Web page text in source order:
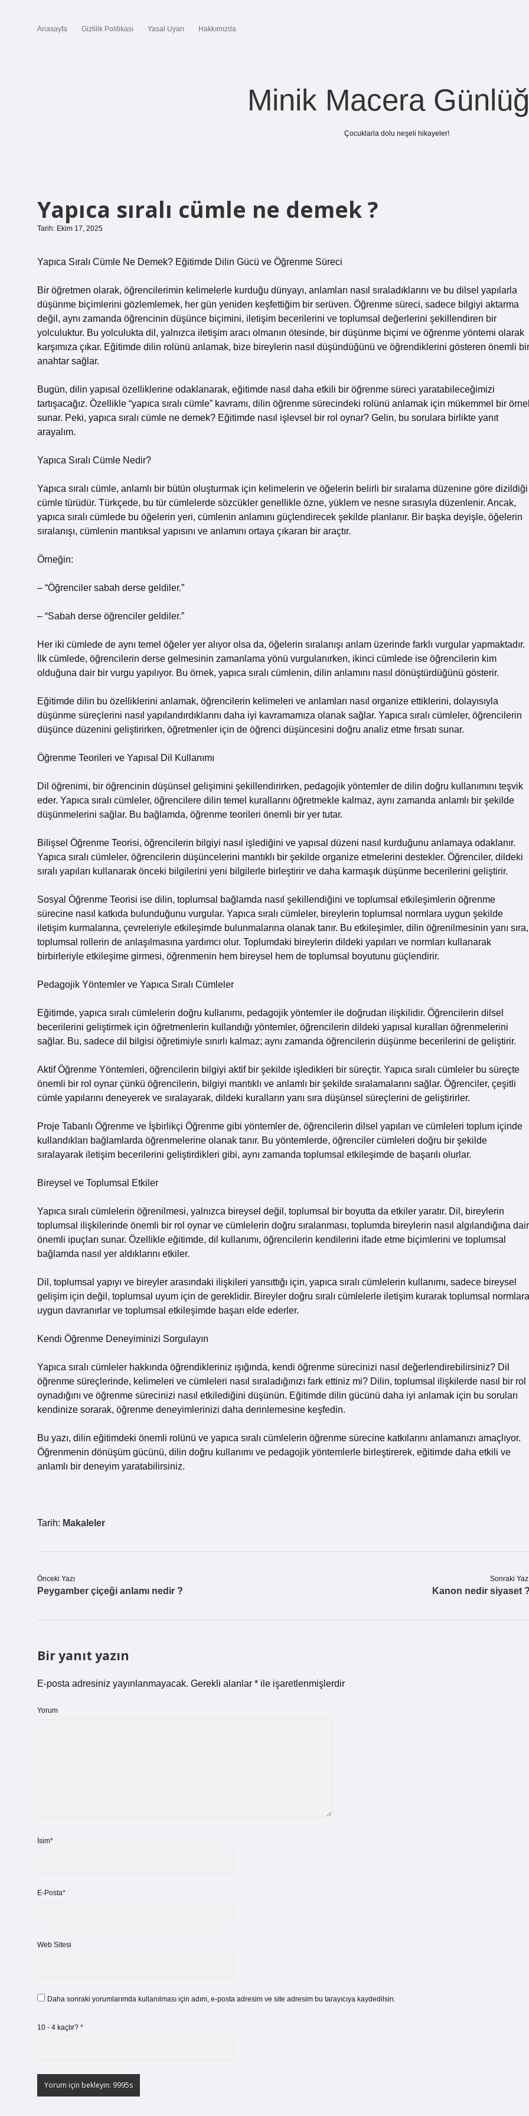
Anasayfa Gizlilik Politikası Yasal Uyarı Hakkımızda
Minik Macera
Çocuklarla dolu neşeli hikayeler!
Yapıca sıralı cümle ne demek ?
Tarih: Ekim 17, 2025
Yapıca Sıralı Cümle Ne Demek? Eğitimde Dilin Gücü ve Öğrenme Süreci
Bir öğretmen olarak, öğrencilerimin kelimelerle kurduğu dünyayı, anlamları nasıl sıraladıklarını ve bu dilsel yapılarla
düşünme biçimlerini gözlemlemek, her gün yeniden keşfettiğim bir serüven. Öğrenme süreci, sadece bilgiyi aktarma
değil, aynı zamanda öğrencinin düşünce biçimini, iletişim becerilerini ve toplumsal değerlerini şekillendiren bir
yolculuktur. Bu yolculukta dil, yalnızca iletişim aracı olmanın ötesinde, bir düşünme biçimi ve öğrenme yöntemi olarak
karşımıza çıkar. Eğitimde dilin rolünü anlamak, bize bireylerin nasıl düşündüğünü ve öğrendiklerini gösteren önemli bir
anahtar sağlar.
Bugün, dilin yapısal özelliklerine odaklanarak, eğitimde nasıl daha etkili bir öğrenme süreci yaratabileceğimizi
tartışacağız. Özellikle “yapıca sıralı cümle” kavramı, dilin öğrenme sürecindeki rolünü anlamak için mükemmel bir
sunar. Peki, yapıca sıralı cümle ne demek? Eğitimde nasıl işlevsel bir rol oynar? Gelin, bu sorulara birlikte yanıt
arayalım.
Yapıca Sıralı Cümle Nedir?
Yapıca sıralı cümle, anlamlı bir bütün oluşturmak için kelimelerin ve öğelerin belirli bir sıralama düzenine göre dizildiği
cümle türüdür. Türkçede, bu tür cümlelerde sözcükler genellikle özne, yüklem ve nesne sırasıyla düzenlenir. Ancak,
yapıca sıralı cümlede bu öğelerin yeri, cümlenin anlamını güçlendirecek şekilde planlanır. Bir başka deyişle, öğelerin
sıralanışı, cümlenin mantıksal yapısını ve anlamını ortaya çıkaran bir araçtır.
Örneğin:
– “Öğrenciler sabah derse geldiler.”
– “Sabah derse öğrenciler geldiler.”
Her iki cümlede de aynı temel öğeler yer alıyor olsa da, öğelerin sıralanışı anlam üzerinde farklı vurgular yapmaktadır.
İlk cümlede, öğrencilerin derse gelmesinin zamanlama yönü vurgulanırken, ikinci cümlede ise öğrencilerin kim
olduğuna dair bir vurgu yapılıyor. Bu örnek, yapıca sıralı cümlenin, dilin anlamını nasıl dönüştürdüğünü gösterir.
Eğitimde dilin bu özelliklerini anlamak, öğrencilerin kelimeleri ve anlamları nasıl organize ettiklerini, dolayısıyla
düşünme süreçlerini nasıl yapılandırdıklarını daha iyi kavramamıza olanak sağlar. Yapıca sıralı cümleler, öğrencilerin
düşünce düzenini geliştirirken, öğretmenler için de öğrenci düşüncesini doğru analiz etme fırsatı sunar.
Öğrenme Teorileri ve Yapısal Dil Kullanımı
Dil öğrenimi, bir öğrencinin düşünsel gelişimini şekillendirirken, pedagojik yöntemler de dilin doğru kullanımını teşvik
eder. Yapıca sıralı cümleler, öğrencilere dilin temel kurallarını öğretmekle kalmaz, aynı zamanda anlamlı bir şekilde
düşünmelerini sağlar. Bu bağlamda, öğrenme teorileri önemli bir yer tutar.
Bilişsel Öğrenme Teorisi, öğrencilerin bilgiyi nasıl işlediğini ve yapısal düzeni nasıl kurduğunu anlamaya odaklanır.
Yapıca sıralı cümleler, öğrencilerin düşüncelerini mantıklı bir şekilde organize etmelerini destekler. Öğrenciler, dildeki
sıralı yapıları kullanarak önceki bilgilerini yeni bilgilerle birleştirir ve daha karmaşık düşünme becerilerini geliştirir.
Sosyal Öğrenme Teorisi ise dilin, toplumsal bağlamda nasıl şekillendiğini ve toplumsal etkileşimlerin öğrenme
sürecine nasıl katkıda bulunduğunu vurgular. Yapıca sıralı cümleler, bireylerin toplumsal normlara uygun şekilde
iletişim kurmalarına, çevreleriyle etkileşimde bulunmalarına olanak tanır. Bu etkileşimler, dilin öğrenilmesinin yanı sıra,
toplumsal rollerin de anlaşılmasına yardımcı olur. Toplumdaki bireylerin dildeki yapıları ve normları kullanarak
birbirleriyle etkileşime girmesi, öğrenmenin hem bireysel hem de toplumsal boyutunu güçlendirir.
Pedagojik Yöntemler ve Yapıca Sıralı Cümleler
Eğitimde, yapıca sıralı cümlelerin doğru kullanımı, pedagojik yöntemler ile doğrudan ilişkilidir. Öğrencilerin dilsel
becerilerini geliştirmek için öğretmenlerin kullandığı yöntemler, öğrencilerin dildeki yapısal kuralları öğrenmelerini
sağlar. Bu, sadece dil bilgisi öğretimiyle sınırlı kalmaz; aynı zamanda öğrencilerin düşünme becerilerini de geliştirir.
Aktif Öğrenme Yöntemleri, öğrencilerin bilgiyi aktif bir şekilde işledikleri bir süreçtir. Yapıca sıralı cümleler bu süreçte
önemli bir rol oynar çünkü öğrencilerin, bilgiyi mantıklı ve anlamlı bir şekilde sıralamalarını sağlar. Öğrenciler, çeşitli
cümle yapılarını deneyerek ve sıralayarak, dildeki kuralların yanı sıra düşünsel süreçlerini de geliştirirler.
Proje Tabanlı Öğrenme ve İşbirlikçi Öğrenme gibi yöntemler de, öğrencilerin dilsel yapıları ve cümleleri toplum içinde
kullandıkları bağlamlarda öğrenmelerine olanak tanır. Bu yöntemlerde, öğrenciler cümleleri doğru bir şekilde
sıralayarak iletişim becerilerini geliştirdikleri gibi, aynı zamanda toplumsal etkileşimde de başarılı olurlar.
Bireysel ve Toplumsal Etkiler
Yapıca sıralı cümlelerin öğrenilmesi, yalnızca bireysel değil, toplumsal bir boyutta da etkiler yaratır. Dil, bireylerin
toplumsal ilişkilerinde önemli bir rol oynar ve cümlelerin doğru sıralanması, toplumda bireylerin nasıl algılandığına dair
önemli ipuçları sunar. Özellikle eğitimde, dil kullanımı, öğrencilerin kendilerini ifade etme biçimlerini ve toplumsal
bağlamda nasıl yer aldıklarını etkiler.
Dil, toplumsal yapıyı ve bireyler arasındaki ilişkileri yansıttığı için, yapıca sıralı cümlelerin kullanımı, sadece bireysel
gelişim için değil, toplumsal uyum için de gereklidir. Bireyler doğru sıralı cümlelerle iletişim kurarak toplumsal normlara
uygun davranırlar ve toplumsal etkileşimde başarı elde ederler.
Kendi Öğrenme Deneyiminizi Sorgulayın
Yapıca sıralı cümleler hakkında öğrendikleriniz ışığında, kendi öğrenme sürecinizi nasıl değerlendirebilirsiniz? Dil
öğrenme süreçlerinde, kelimeleri ve cümleleri nasıl sıraladığınızı fark ettiniz mi? Dilin, toplumsal ilişkilerde nasıl bir rol
oynadığını ve öğrenme sürecinizi nasıl etkilediğini düşünün. Eğitimde dilin gücünü daha iyi anlamak için bu soruları
kendinize sorarak, öğrenme deneyimlerinizi daha derinlemesine keşfedin.
Bu yazı, dilin eğitimdeki önemli rolünü ve yapıca sıralı cümlelerin öğrenme sürecine katkılarını anlamanızı amaçlıyor.
Öğrenmenin dönüşüm gücünü, dilin doğru kullanımı ve pedagojik yöntemlerle birleştirerek, eğitimde daha etkili ve
anlamlı bir deneyim yaratabilirsiniz.
Tarih: Makaleler
Önceki Yazı
Peygamber çiçeği anlamı nedir ?
Sonraki
Kanon nedir siyaset
Bir yanıt yazın
E-posta adresiniz yayınlanmayacak. Gerekli alanlar * ile işaretlenmişlerdir
Yorum
İsim*
E-Posta*
Web Sitesi
Daha sonraki yorumlarımda kullanılması için adım, e-posta adresim ve site adresim bu tarayıcıya kaydedilsin.
10 - 4 kaçtır? *